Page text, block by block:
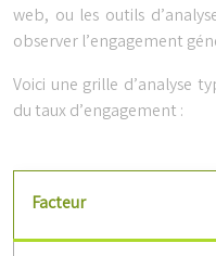
web, ou les outils
observer l’engagement
Voici une grille d’analyse
du taux d’engagement :
Facteur